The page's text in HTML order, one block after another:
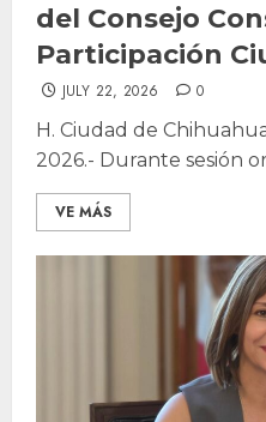
del Consejo
Participación
JULY 22, 2026 0
H. Ciudad de
2026.- Durante sesión
VE MÁS